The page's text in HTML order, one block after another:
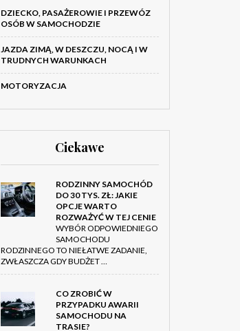
DZIECKO, PASAŻEROWIE I PRZEWÓZ
OSÓB W SAMOCHODZIE
JAZDA ZIMĄ, W DESZCZU, NOCĄ I W
TRUDNYCH WARUNKACH
MOTORYZACJA
Ciekawe
RODZINNY SAMOCHÓD
DO 30 TYS. ZŁ: JAKIE
OPCJE WARTO
ROZWAŻYĆ W TEJ CENIE
WYBÓR ODPOWIEDNIEGO
SAMOCHODU
RODZINNEGO TO NIEŁATWE ZADANIE,
ZWŁASZCZA GDY BUDŻET …
CO ZROBIĆ W
PRZYPADKU AWARII
SAMOCHODU NA
TRASIE?